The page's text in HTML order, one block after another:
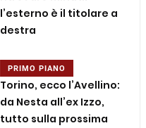
l’esterno è il titolare a
destra
PRIMO PIANO
Torino, ecco l’Avellino:
da Nesta all’ex Izzo,
tutto sulla prossima